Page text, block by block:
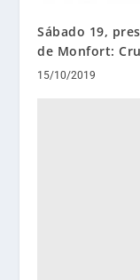
Sábado 19,
de Monfort:
15/10/2019